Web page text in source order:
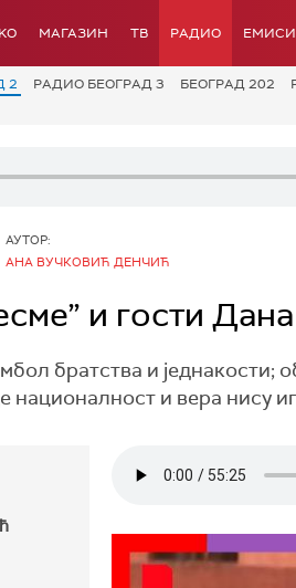
МАГАЗИН ТВ РАДИО
2 РАДИО БЕОГРАД 3 БЕОГРАД 202
АУТОР:
АНА ВУЧКОВИЋ ДЕНЧИЋ
и гости
братства и једнакости;
националност и вера нису